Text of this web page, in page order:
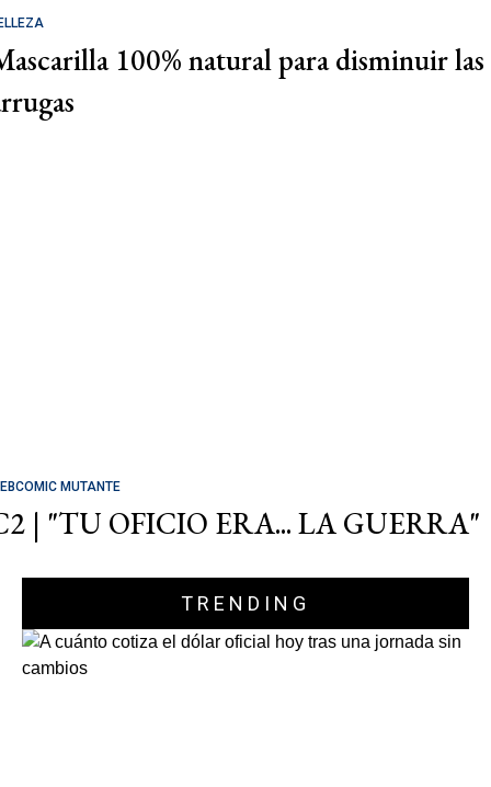
100% natural para disminuir las
MUTANTE
| "TU OFICIO ERA... LA GUERRA"
TRENDING